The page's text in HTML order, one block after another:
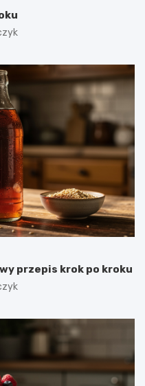
przepis krok po kroku